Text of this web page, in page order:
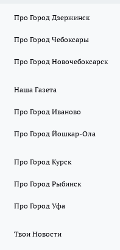
Про Город Дзержинск
Про Город Чебоксары
Про Город Новочебоксарск
Наша Газета
Про Город Иваново
Про Город Йошкар-Ола
Про Город Курск
Про Город Рыбинск
Про Город Уфа
Твои Новости